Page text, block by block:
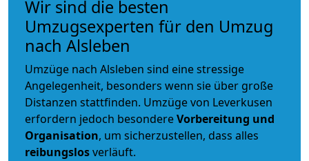
Wir sind die besten
Umzugsexperten für den Umzug
nach Alsleben
Umzüge nach Alsleben sind eine stressige
Angelegenheit, besonders wenn sie über große
Distanzen stattfinden. Umzüge von Leverkusen
erfordern jedoch besondereVorbereitung und
Organisation, um sicherzustellen, dass alles
reibungslosverläuft.